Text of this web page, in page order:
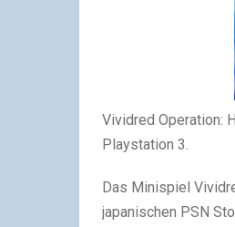
Vividred Operation:
Playstation 3.
Das Minispiel
japanischen PSN